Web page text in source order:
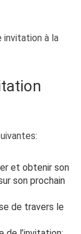
invitation à la
:
et obtenir son
son prochain
de travers le